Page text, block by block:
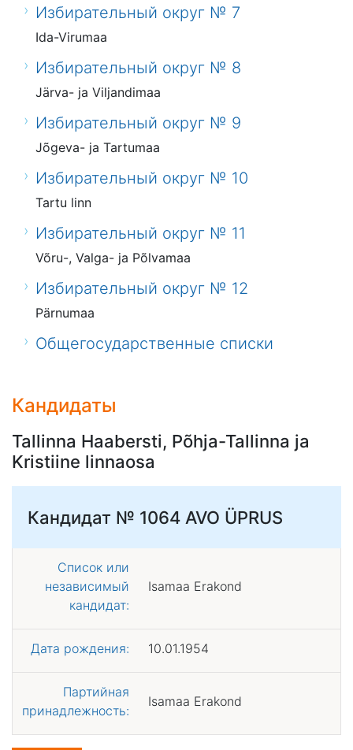
Избирательный округ № 7
Ida-Virumaa
Избирательный округ № 8
Järva- ja Viljandimaa
Избирательный округ № 9
Jõgeva- ja Tartumaa
Избирательный округ № 10
Tartu linn
Избирательный округ № 11
Võru-, Valga- ja Põlvamaa
Избирательный округ № 12
Pärnumaa
Общегосударственные списки
Кандидаты
Tallinna Haabersti, Põhja-Tallinna ja
Kristiine linnaosa
Кандидат № 1064 AVO ÜPRUS
Список или
независимый
кандидат:
Isamaa Erakond
Дата рождения: 10.01.1954
Партийная
принадлежность:
Isamaa Erakond